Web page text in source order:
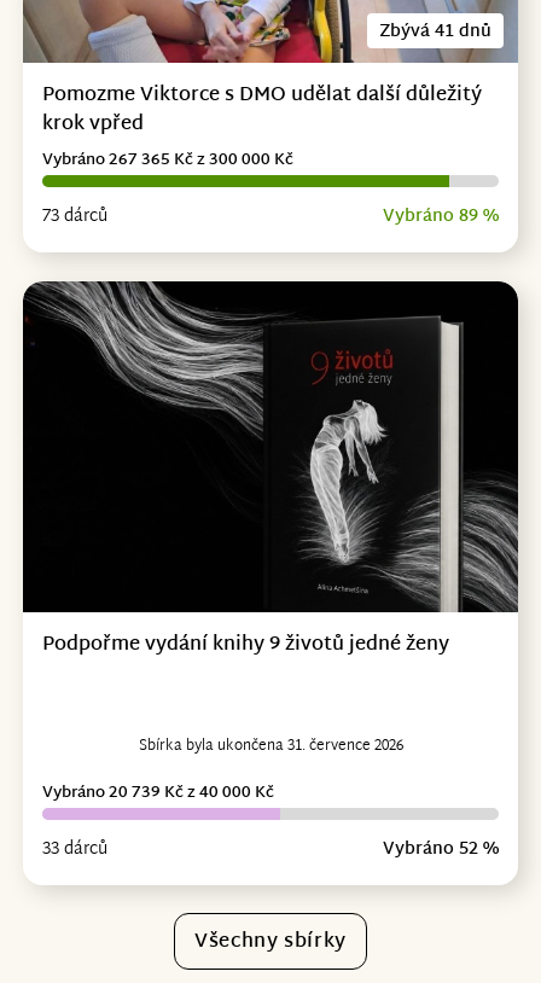
Zbývá 41 dnů
Pomozme Viktorce s DMO udělat další důležitý
krok vpřed
73 dárců Vybráno 89 %
Vybráno 267 365 Kč z 300 000 Kč
Podpořme vydání knihy 9 životů jedné ženy
Sbírka byla ukončena 31. července 2026
33 dárců Vybráno 52 %
Vybráno 20 739 Kč z 40 000 Kč
Všechny sbírky